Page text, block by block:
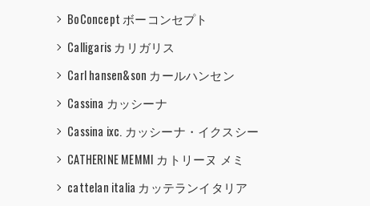
BoConcept ボーコンセプト
Calligaris カリガリス
Carl hansen&son カールハンセン
Cassina カッシーナ
Cassina ixc. カッシーナ・イクスシー
CATHERINE MEMMI カトリーヌ メミ
cattelan italia カッテランイタリア